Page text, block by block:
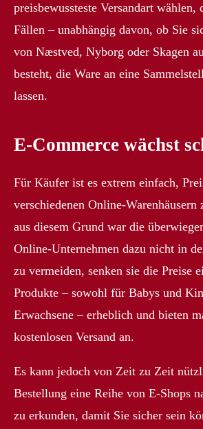
preisbewussteste Versandart wählen,
Fällen – unabhängig davon, ob Sie
von Næstved, Nyborg oder Skagen
besteht, die Ware an eine
lassen.
E-Commerce wächst
Für Käufer ist es extrem einfach,
verschiedenen Online-Warenhäusern
aus diesem Grund war die
Online-Unternehmen dazu nicht in
zu vermeiden, senken sie die Preise
Produkte – sowohl für Babys und
Erwachsene – erheblich und bieten
kostenlosen Versand an.
Es kann jedoch von Zeit zu Zeit
Bestellung eine Reihe von E-Shops
zu erkunden, damit Sie sicher sein